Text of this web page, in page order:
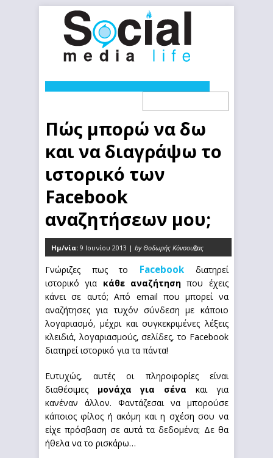
Πώς μπορώ να δω
και να διαγράψω το
ιστορικό των
Facebook
αναζητήσεων μου;
Ημ/νία: 9 Ιουνίου 2013 | by Θοδωρής Κόνσουλας
0
Γνώριζες πως το Facebook διατηρεί
ιστορικό για κάθε αναζήτηση που έχεις
κάνει σε αυτό; Από email που μπορεί να
αναζήτησες για τυχόν σύνδεση με κάποιο
λογαριασμό, μέχρι και συγκεκριμένες λέξεις
κλειδιά, λογαριασμούς, σελίδες, το Facebook
διατηρεί ιστορικό για τα πάντα!
Ευτυχώς, αυτές οι πληροφορίες είναι
διαθέσιμες μονάχα για σένα και για
κανέναν άλλον. Φαντάζεσαι να μπορούσε
κάποιος φίλος ή ακόμη και η σχέση σου να
είχε πρόσβαση σε αυτά τα δεδομένα; Δε θα
ήθελα να το ρισκάρω…